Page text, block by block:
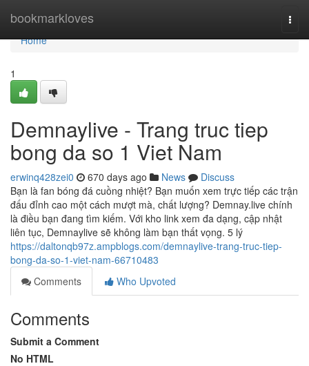
bookmarkloves
Home
Home
1
Demnaylive - Trang truc tiep
bong da so 1 Viet Nam
erwinq428zei0 670 days ago News
Discuss
Bạn là fan bóng đá cuồng nhiệt? Bạn muốn xem trực tiếp các trận
đấu đỉnh cao một cách mượt mà, chất lượng? Demnay.live chính
là điều bạn đang tìm kiếm. Với kho link xem đa dạng, cập nhật
liên tục, Demnaylive sẽ không làm bạn thất vọng. 5 lý
https://daltonqb97z.ampblogs.com/demnaylive-trang-truc-tiep-
bong-da-so-1-viet-nam-66710483
Comments
Who Upvoted
Comments
Submit a Comment
No HTML